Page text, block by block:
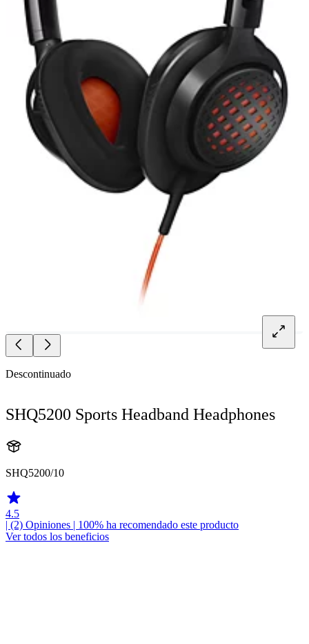
Descontinuado
SHQ5200 Sports Headband Headphones
SHQ5200/10
4.5
| (2) Opiniones | 100% ha recomendado este producto
Ver todos los beneficios